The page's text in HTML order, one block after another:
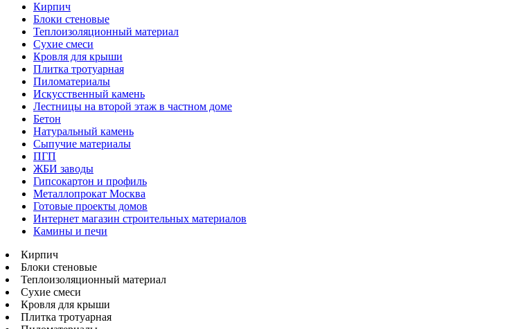
Кирпич
Блоки стеновые
Теплоизоляционный материал
Сухие смеси
Кровля для крыши
Плитка тротуарная
Пиломатериалы
Искусственный камень
Лестницы на второй этаж в частном доме
Бетон
Натуральный камень
Сыпучие материалы
ПГП
ЖБИ заводы
Гипсокартон и профиль
Металлопрокат Москва
Готовые проекты домов
Интернет магазин строительных материалов
Камины и печи
Кирпич
Блоки стеновые
Теплоизоляционный материал
Сухие смеси
Кровля для крыши
Плитка тротуарная